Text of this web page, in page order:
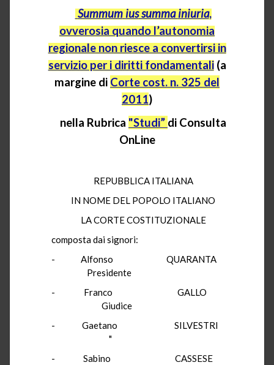
Summumiussummainiuria,
ovverosia quando l’autonomia
regionale non riesce a convertirsi in
servizio per i diritti fondamentali(a
margine di Corte cost. n. 325 del
2011)
nella Rubrica "Studi” di Consulta
OnLine
REPUBBLICA ITALIANA
IN NOME DEL POPOLO ITALIANO
LA CORTE COSTITUZIONALE
composta dai signori:
-
Alfonso
QUARANTA
Presidente
-
Franco
GALLO
Giudice
-
Gaetano
SILVESTRI
"
-
Sabino
CASSESE